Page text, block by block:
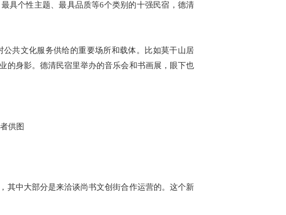
具个性主题、最具品质等6个类别的十强民宿，德清
共文化服务供给的重要场所和载体。比如莫干山居
的身影。德清民宿里举办的音乐会和书画展，眼下也
供图
中大部分是来洽谈尚书文创街合作运营的。这个新